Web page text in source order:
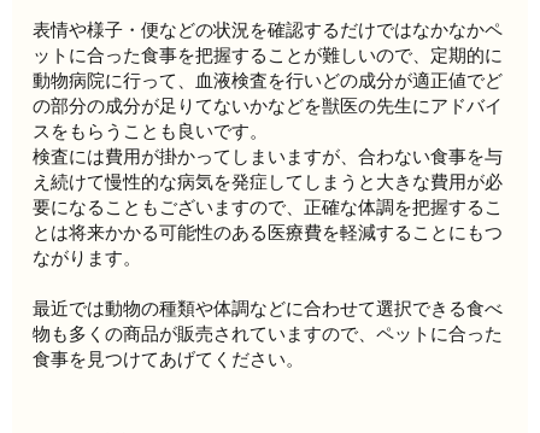
表情や様子・便などの状況を確認するだけではなかなかペ
ットに合った食事を把握することが難しいので、定期的に
動物病院に行って、血液検査を行いどの成分が適正値でど
の部分の成分が足りてないかなどを獣医の先生にアドバイ
スをもらうことも良いです。
検査には費用が掛かってしまいますが、合わない食事を与
え続けて慢性的な病気を発症してしまうと大きな費用が必
要になることもございますので、正確な体調を把握するこ
とは将来かかる可能性のある医療費を軽減することにもつ
ながります。
最近では動物の種類や体調などに合わせて選択できる食べ
物も多くの商品が販売されていますので、ペットに合った
食事を見つけてあげてください。